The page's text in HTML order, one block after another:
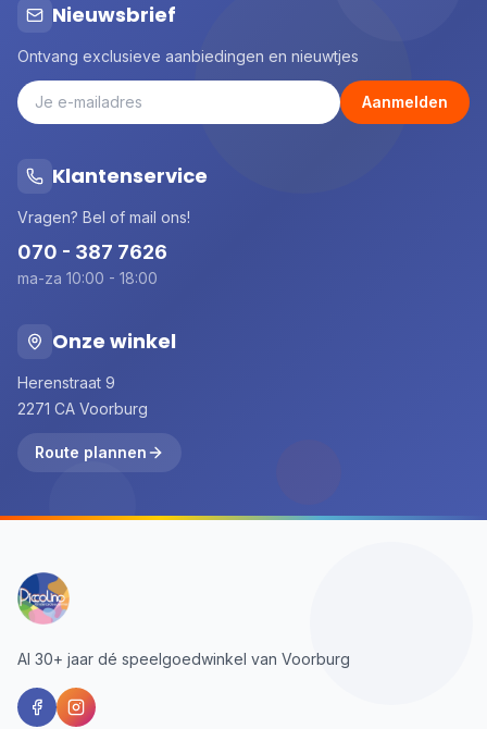
Nieuwsbrief
Ontvang exclusieve aanbiedingen en nieuwtjes
Aanmelden
Klantenservice
Vragen? Bel of mail ons!
070 - 387 7626
ma-za 10:00 - 18:00
Onze winkel
Herenstraat 9
2271 CA Voorburg
Route plannen
Al 30+ jaar dé speelgoedwinkel van Voorburg